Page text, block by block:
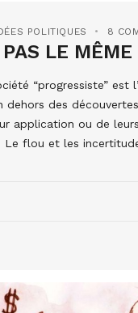
POLITIQUES 8
LE MÊME
“progressiste” est
dehors des
application ou de
Le flou et les